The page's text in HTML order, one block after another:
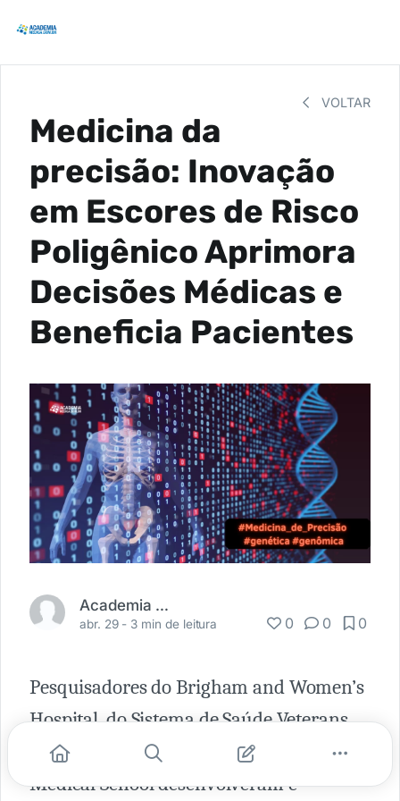
VOLTAR
Medicina da
precisão: Inovação
em Escores de Risco
Poligênico Aprimora
Decisões Médicas e
Beneficia Pacientes
Academia Médica
abr. 29 - 3 min de leitura 0 0 0
Pesquisadores do Brigham and Women’s
Hospital, do Sistema de Saúde Veterans
Affairs (VA) de Boston e da Harvard
Medical School desenvolveram e